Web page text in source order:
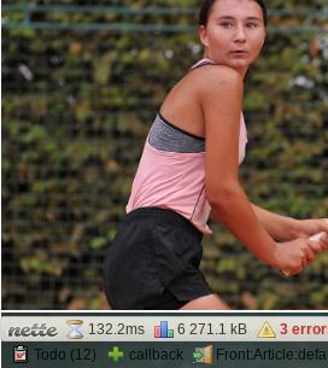
132.2ms 6 271.1 kB 3
Todo (12)
callback